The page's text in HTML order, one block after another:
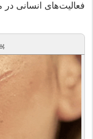
فعالیت‌های انسانی در